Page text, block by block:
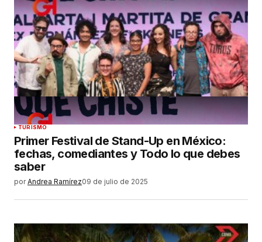
TURISMO
Primer Festival de Stand-Up en México:
fechas, comediantes y Todo lo que debes
saber
por Andrea Ramírez09 de julio de 2025